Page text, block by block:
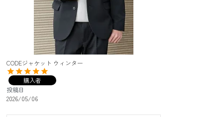
CODEジャケット ウィンター
購入者
投稿日
2026/05/06